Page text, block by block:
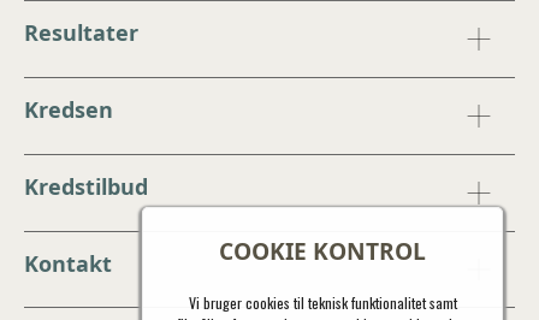
COOKIE KONTROL
Vi bruger cookies til teknisk funktionalitet samt
Resultater
Kredsen
Kredstilbud
Kontakt